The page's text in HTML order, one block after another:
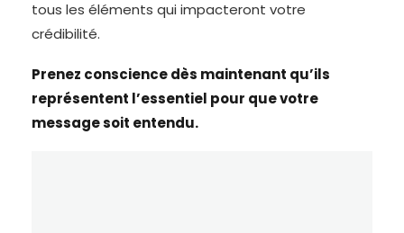
tous les éléments qui impacteront votre
crédibilité.
Prenez conscience dès maintenant qu’ils
représentent l’essentiel pour que votre
message soit entendu.